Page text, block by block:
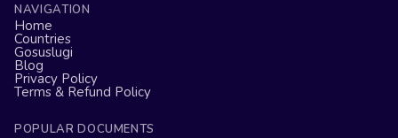
NAVIGATION
Home
Countries
Gosuslugi
Blog
Privacy Policy
Terms & Refund Policy
POPULAR DOCUMENTS